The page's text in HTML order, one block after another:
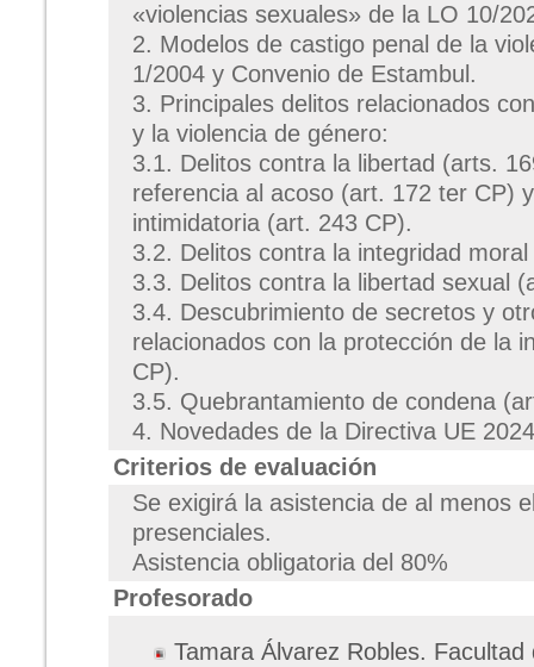
«violencias sexuales» de la LO 10/
2. Modelos de castigo penal de la
1/2004 y Convenio de Estambul.
3. Principales delitos relacionados
y la violencia de género:
3.1. Delitos contra la libertad (arts.
referencia al acoso (art. 172 ter CP)
intimidatoria (art. 243 CP).
3.2. Delitos contra la integridad
3.3. Delitos contra la libertad sexual
3.4. Descubrimiento de secretos y
relacionados con la protección de la
CP).
3.5. Quebrantamiento de condena
4. Novedades de la Directiva UE
Criterios de evaluación
Se exigirá la asistencia de al menos
presenciales.
Asistencia obligatoria del 80%
Profesorado
Tamara Álvarez Robles. Facultad